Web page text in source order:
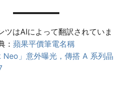
ツはAIによって翻訳されていま
： 蘋果平價筆電名稱
Neo」意外曝光，傳搭 A 系列晶